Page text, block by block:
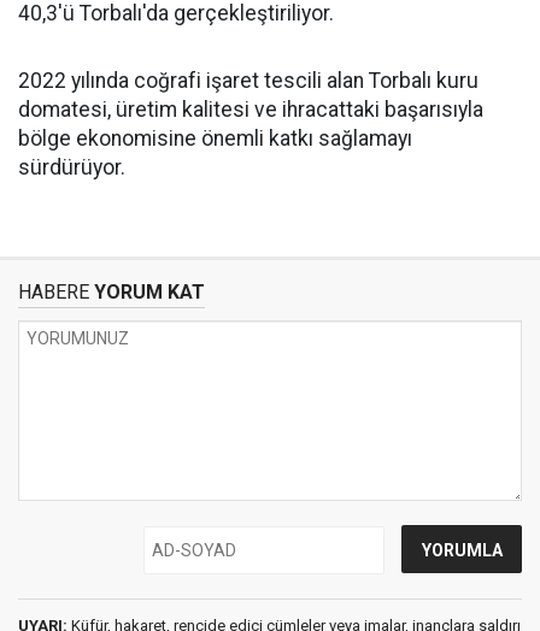
40,3'ü Torbalı'da gerçekleştiriliyor.
2022 yılında coğrafi işaret tescili alan Torbalı kuru
domatesi, üretim kalitesi ve ihracattaki başarısıyla
bölge ekonomisine önemli katkı sağlamayı
sürdürüyor.
HABERE YORUM KAT
UYARI: Küfür, hakaret, rencide edici cümleler veya imalar, inançlara saldırı